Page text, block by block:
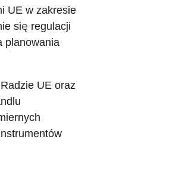
UE w zakresie
się regulacji
planowania
UE oraz